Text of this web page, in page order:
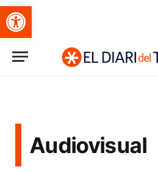
Obre la barra d'eines
Audiovisual